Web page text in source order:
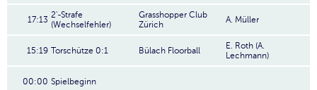
17:13 2'-Strafe
(Wechselfehler)
Grasshopper Club
Zürich
A. Müller
15:19 Torschütze 0:1 Bülach Floorball
E. Roth (A.
Lechmann)
00:00 Spielbeginn